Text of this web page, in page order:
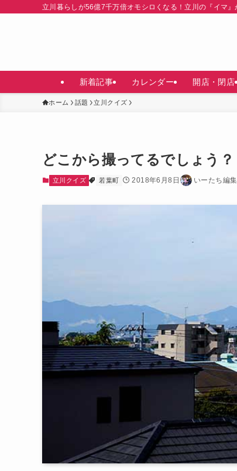
立川暮らしが56億7千万倍オモシロくなる！立川の『イマ
新着記事 カレンダー 開店・閉店
ホーム 話題 立川クイズ
どこから撮ってるでしょう？
立川クイズ 若葉町 2018年6月8日 いーたち編